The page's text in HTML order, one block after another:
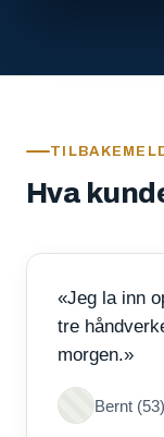
Hva
«Jeg la inn
tre
morgen.»
Bernt